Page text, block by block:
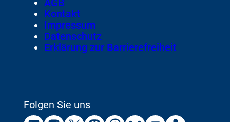
Navigation
AGB
Kontakt
Impressum
Datenschutz
Erklärung zur Barrierefreiheit
Folgen Sie uns
ExternerExternerExternerExternerExternerExternerExternerExterner